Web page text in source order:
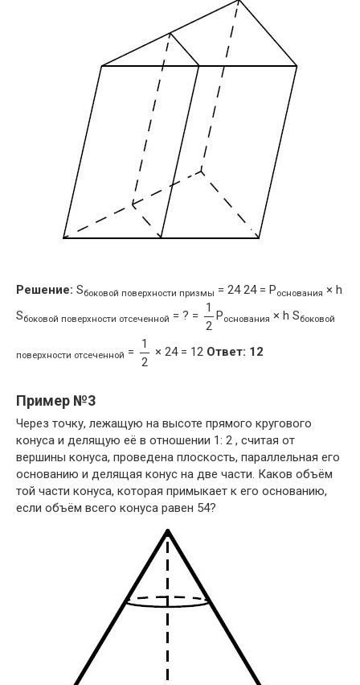
Решение: Sбоковой поверхности призмы = 24 24 = Pоснования × h
Sбоковой поверхности отсеченной = ? =
1
2
Pоснования × h Sбоковой
поверхности отсеченной =
1
2
× 24 = 12 Ответ: 12
Пример №3
Через точку, лежащую на высоте прямого кругового
конуса и делящую её в отношении 1: 2 , считая от
вершины конуса, проведена плоскость, параллельная его
основанию и делящая конус на две части. Каков объём
той части конуса, которая примыкает к его основанию,
если объём всего конуса равен 54?